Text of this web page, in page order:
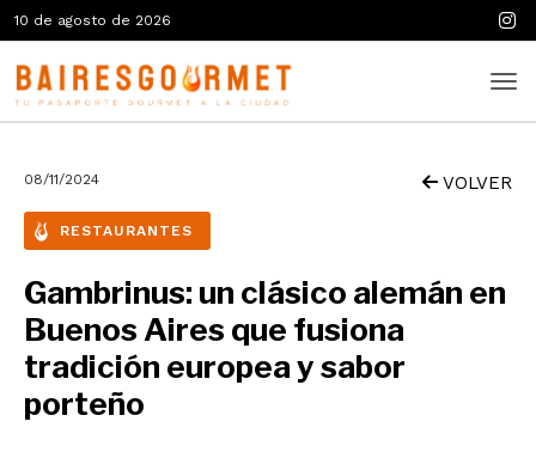
10 de agosto de 2026
08/11/2024 VOLVER
RESTAURANTES
Gambrinus: un clásico alemán en
Buenos Aires que fusiona
tradición europea y sabor
porteño